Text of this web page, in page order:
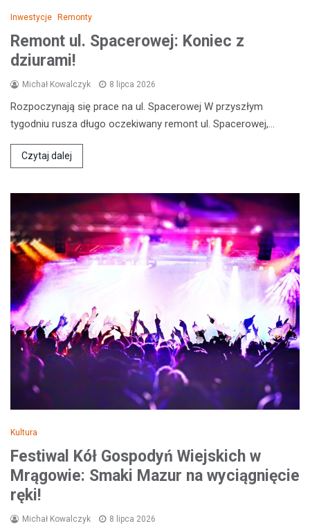
Inwestycje Remonty
Remont ul. Spacerowej: Koniec z
dziurami!
Michał Kowalczyk 8 lipca 2026
Rozpoczynają się prace na ul. Spacerowej W przyszłym
tygodniu rusza długo oczekiwany remont ul. Spacerowej,…
Czytaj dalej
Kultura
Festiwal Kół Gospodyń Wiejskich w
Mrągowie: Smaki Mazur na wyciągnięcie
ręki!
Michał Kowalczyk 8 lipca 2026